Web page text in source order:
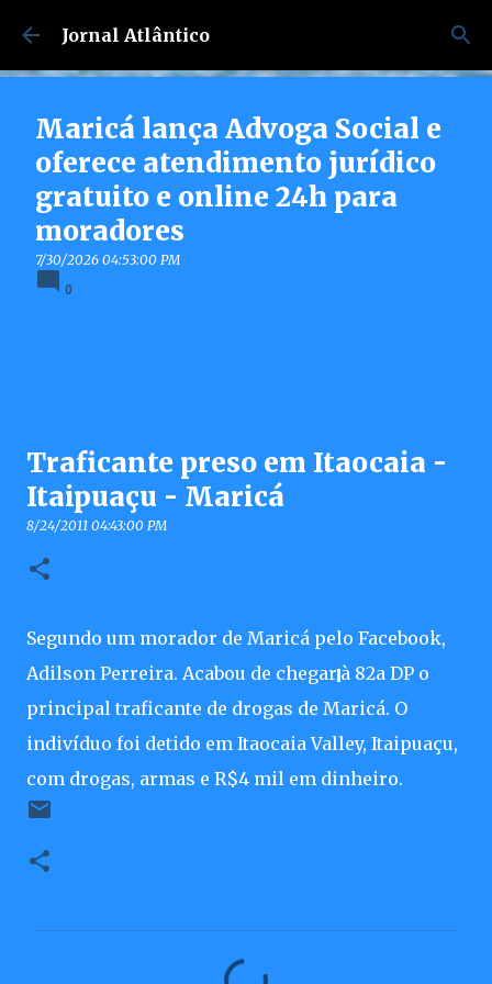
Pular para o conteúdo principal
Jornal Atlântico
Maricá lança Advoga Social e
oferece atendimento jurídico
gratuito e online 24h para
moradores
7/30/2026 04:53:00 PM
0
Traficante preso em Itaocaia -
Itaipuaçu - Maricá
8/24/2011 04:43:00 PM
Segundo um morador de Maricá pelo Facebook,
Adilson Perreira. Acabou de chegar à 82a DP o
principal traficante de drogas de Maricá. O
indivíduo foi detido em Itaocaia Valley, Itaipuaçu,
com drogas, armas e R$4 mil em dinheiro.